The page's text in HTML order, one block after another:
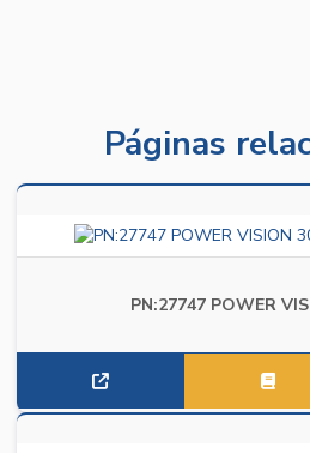
Páginas
PN:27747 POWER